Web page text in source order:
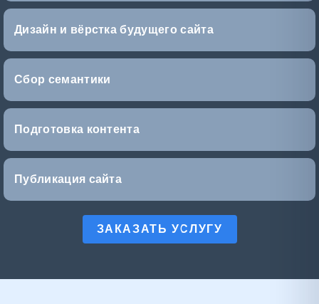
Дизайн и вёрстка будущего сайта
Сбор семантики
Подготовка контента
Публикация сайта
ЗАКАЗАТЬ УСЛУГУ